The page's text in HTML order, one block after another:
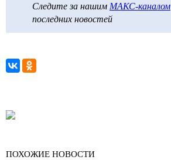
Следите за нашим МАКС-каналом
последних новостей
ПОХОЖИЕ НОВОСТИ